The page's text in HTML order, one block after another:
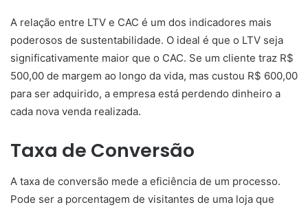
A relação entre LTV e CAC é um dos indicadores mais
poderosos de sustentabilidade. O ideal é que o LTV seja
significativamente maior que o CAC. Se um cliente traz R$
500,00 de margem ao longo da vida, mas custou R$ 600,00
para ser adquirido, a empresa está perdendo dinheiro a
cada nova venda realizada.
Taxa de Conversão
A taxa de conversão mede a eficiência de um processo.
Pode ser a porcentagem de visitantes de uma loja que